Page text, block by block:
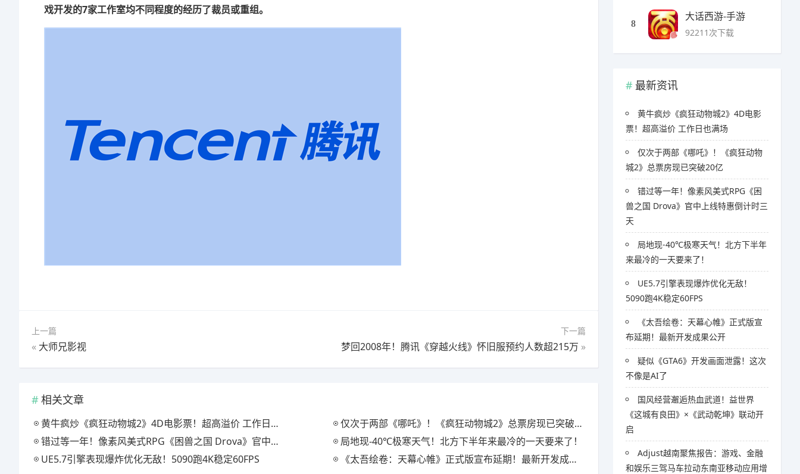
戏开发的7家工作室均不同程度的经历了裁员或重组。
上一篇
« 大师兄影视
下一篇
梦回2008年！腾讯《穿越火线》怀旧服预约人数超215万 »
相关文章
黄牛疯炒《疯狂动物城2》4D电影票！超高溢价 工作日也满场
仅次于两部《哪吒》！《疯狂动物城2》总票房现已突破20亿
错过等一年！像素风美式RPG《困兽之国 Drova》官中上线特惠倒计时三天
局地现-40℃极寒天气！北方下半年来最冷的一天要来了！
UE5.7引擎表现爆炸优化无敌！5090跑4K稳定60FPS
《太吾绘卷：天幕心帷》正式版宣布延期！最新开发成果公开
8
大话西游-手游
92211次下载
最新资讯
黄牛疯炒《疯狂动物城2》4D电影
票！超高溢价 工作日也满场
仅次于两部《哪吒》！《疯狂动物
城2》总票房现已突破20亿
错过等一年！像素风美式RPG《困
兽之国 Drova》官中上线特惠倒计时三
天
局地现-40℃极寒天气！北方下半年
来最冷的一天要来了！
UE5.7引擎表现爆炸优化无敌！
5090跑4K稳定60FPS
《太吾绘卷：天幕心帷》正式版宣
布延期！最新开发成果公开
疑似《GTA6》开发画面泄露！这次
不像是AI了
国风经营邂逅热血武道！益世界
《这城有良田》×《武动乾坤》联动开
启
Adjust越南聚焦报告：游戏、金融
和娱乐三驾马车拉动东南亚移动应用增